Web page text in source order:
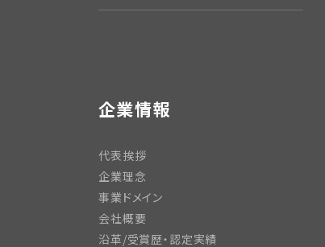
企業情報
代表挨拶
企業理念
事業ドメイン
会社概要
沿革/受賞歴・認定実績